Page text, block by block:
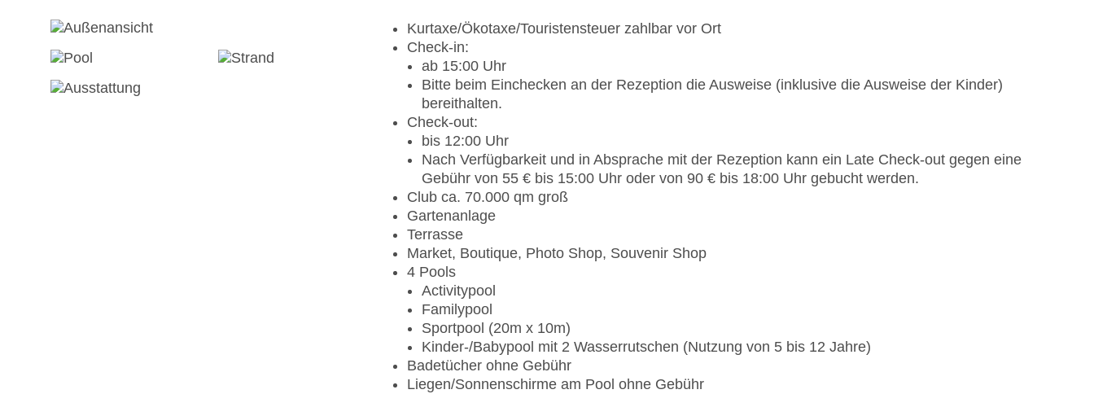
Kurtaxe/Ökotaxe/Touristensteuer zahlbar vor Ort
Check-in:
ab 15:00 Uhr
Bitte beim Einchecken an der Rezeption die Ausweise (inklusive die Ausweise der Kinder)
bereithalten.
Check-out:
bis 12:00 Uhr
Nach Verfügbarkeit und in Absprache mit der Rezeption kann ein Late Check-out gegen eine
Gebühr von 55 € bis 15:00 Uhr oder von 90 € bis 18:00 Uhr gebucht werden.
Club ca. 70.000 qm groß
Gartenanlage
Terrasse
Market, Boutique, Photo Shop, Souvenir Shop
4 Pools
Activitypool
Familypool
Sportpool (20m x 10m)
Kinder-/Babypool mit 2 Wasserrutschen (Nutzung von 5 bis 12 Jahre)
Badetücher ohne Gebühr
Liegen/Sonnenschirme am Pool ohne Gebühr